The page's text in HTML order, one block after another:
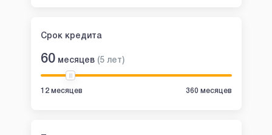
Срок кредита
60 месяцев (5 лет)
12 месяцев 360 месяцев